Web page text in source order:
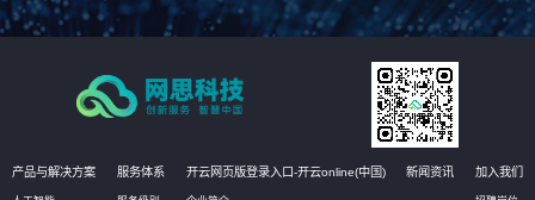
产品与解决方案 服务体系 开云网页版登录入口-开云online(中国) 新闻资讯 加入我们